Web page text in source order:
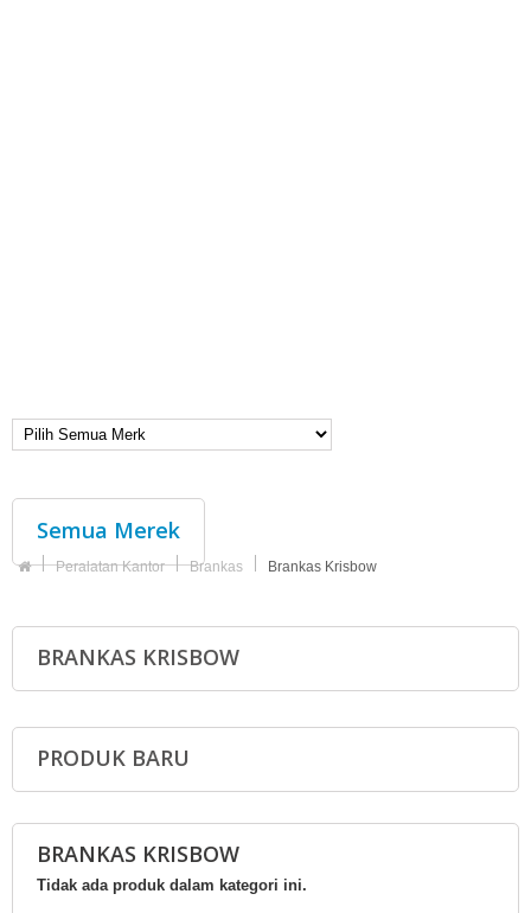
Semua Merek
Peralatan Kantor Brankas Brankas Krisbow
BRANKAS KRISBOW
PRODUK BARU
BRANKAS KRISBOW
Tidak ada produk dalam kategori ini.